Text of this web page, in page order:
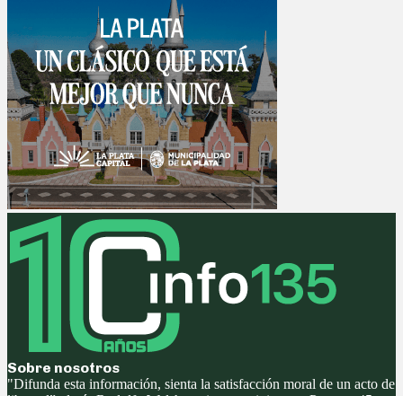
Sobre nosotros
"Difunda esta información, sienta la satisfacción moral de un acto de